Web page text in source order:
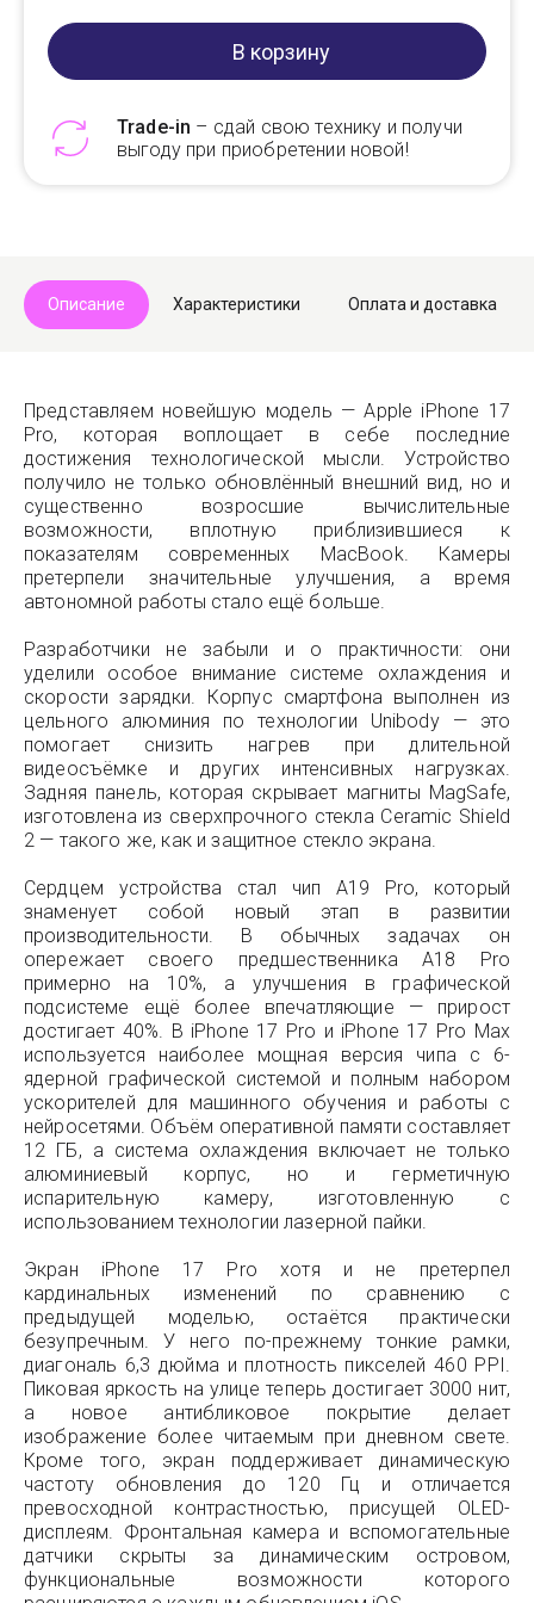
В корзину
Trade-in – сдай свою технику и получи
выгоду при приобретении новой!
Описание Характеристики Оплата и доставка
Представляем новейшую модель — Apple iPhone 17
Pro, которая воплощает в себе последние
достижения технологической мысли. Устройство
получило не только обновлённый внешний вид, но и
существенно возросшие вычислительные
возможности, вплотную приблизившиеся к
показателям современных MacBook. Камеры
претерпели значительные улучшения, а время
автономной работы стало ещё больше.
Разработчики не забыли и о практичности: они
уделили особое внимание системе охлаждения и
скорости зарядки. Корпус смартфона выполнен из
цельного алюминия по технологии Unibody — это
помогает снизить нагрев при длительной
видеосъёмке и других интенсивных нагрузках.
Задняя панель, которая скрывает магниты MagSafe,
изготовлена из сверхпрочного стекла Ceramic Shield
2 — такого же, как и защитное стекло экрана.
Сердцем устройства стал чип A19 Pro, который
знаменует собой новый этап в развитии
производительности. В обычных задачах он
опережает своего предшественника A18 Pro
примерно на 10%, а улучшения в графической
подсистеме ещё более впечатляющие — прирост
достигает 40%. В iPhone 17 Pro и iPhone 17 Pro Max
используется наиболее мощная версия чипа с 6-
ядерной графической системой и полным набором
ускорителей для машинного обучения и работы с
нейросетями. Объём оперативной памяти составляет
12 ГБ, а система охлаждения включает не только
алюминиевый корпус, но и герметичную
испарительную камеру, изготовленную с
использованием технологии лазерной пайки.
Экран iPhone 17 Pro хотя и не претерпел
кардинальных изменений по сравнению с
предыдущей моделью, остаётся практически
безупречным. У него по-прежнему тонкие рамки,
диагональ 6,3 дюйма и плотность пикселей 460 PPI.
Пиковая яркость на улице теперь достигает 3000 нит,
а новое антибликовое покрытие делает
изображение более читаемым при дневном свете.
Кроме того, экран поддерживает динамическую
частоту обновления до 120 Гц и отличается
превосходной контрастностью, присущей OLED-
дисплеям. Фронтальная камера и вспомогательные
датчики скрыты за динамическим островом,
функциональные возможности которого